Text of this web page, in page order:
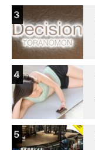
3
4
5